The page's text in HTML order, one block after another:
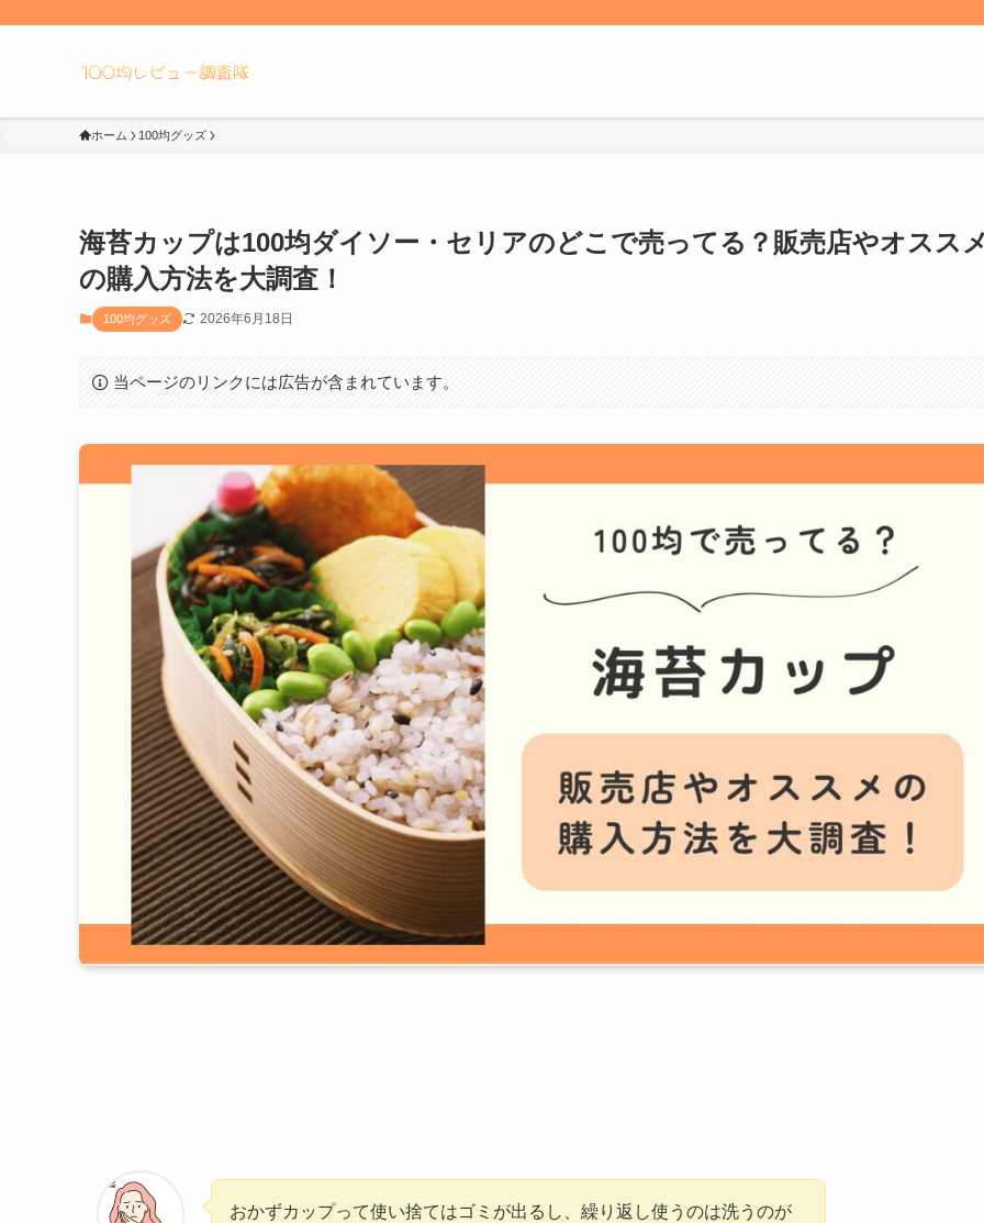
ホーム 100均グッズ
海苔カップは100均ダイソー・セリアのどこで売ってる？販売店やオススメ
の購入方法を大調査！
100均グッズ 2026年6月18日
当ページのリンクには広告が含まれています。
おかずカップって使い捨てはゴミが出るし、繰り返し使うのは洗うのが